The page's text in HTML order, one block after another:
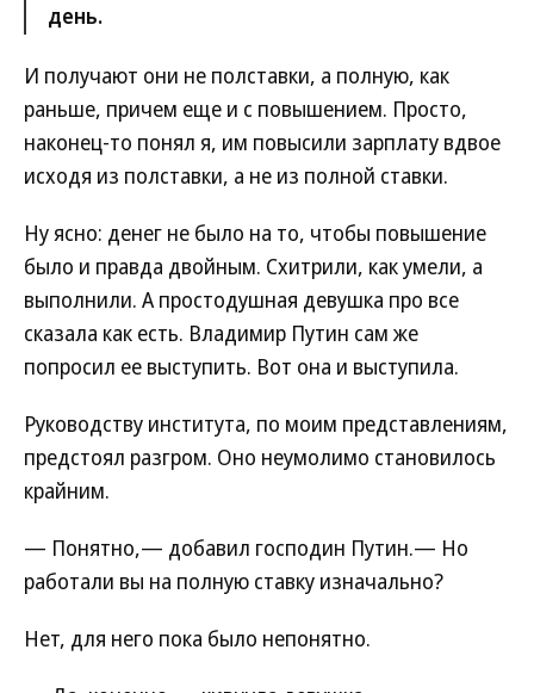
день.
И получают они не полставки, а полную, как
раньше, причем еще и с повышением. Просто,
наконец-то понял я, им повысили зарплату вдвое
исходя из полставки, а не из полной ставки.
Ну ясно: денег не было на то, чтобы повышение
было и правда двойным. Схитрили, как умели, а
выполнили. А простодушная девушка про все
сказала как есть. Владимир Путин сам же
попросил ее выступить. Вот она и выступила.
Руководству института, по моим представлениям,
предстоял разгром. Оно неумолимо становилось
крайним.
— Понятно,— добавил господин Путин.— Но
работали вы на полную ставку изначально?
Нет, для него пока было непонятно.